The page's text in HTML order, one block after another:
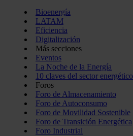
Bioenergía
LATAM
Eficiencia
Digitalización
Más secciones
Eventos
La Noche de la Energía
10 claves del sector energético
Foros
Foro de Almacenamiento
Foro de Autoconsumo
Foro de Movilidad Sostenible
Foro de Transición Energética
Foro Industrial